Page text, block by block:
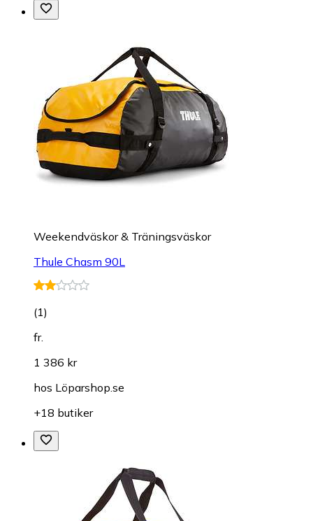
Weekendväskor & Träningsväskor
Thule Chasm 90L
(1)
fr.
1 386 kr
hos Löparshop.se
+18 butiker